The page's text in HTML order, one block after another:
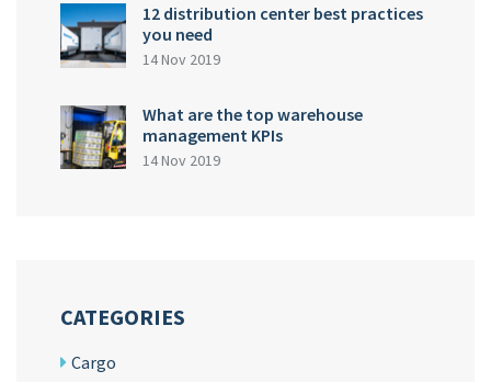
12 distribution center best practices
you need
14 Nov 2019
What are the top warehouse
management KPIs
14 Nov 2019
CATEGORIES
Cargo